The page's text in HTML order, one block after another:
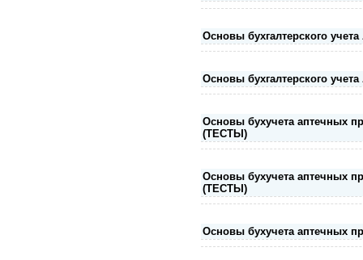
Основы бухгалтерского
Основы бухгалтерского
Основы бухучета аптечных
(ТЕСТЫ)
Основы бухучета аптечных
(ТЕСТЫ)
Основы бухучета аптечных